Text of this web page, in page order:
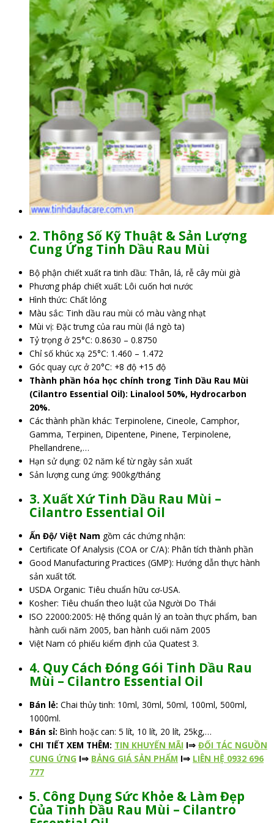
2. Thông Số Kỹ Thuật & Sản Lượng
Cung Ứng Tinh Dầu Rau Mùi
Bộ phận chiết xuất ra tinh dầu: Thân, lá, rễ cây mùi già
Phương pháp chiết xuất: Lôi cuốn hơi nước
Hình thức: Chất lỏng
Màu sắc: Tinh dầu rau mùi có màu vàng nhạt
Mùi vị: Đặc trưng của rau mùi (lá ngò ta)
Tỷ trọng ở 25°C: 0.8630 – 0.8750
Chỉ số khúc xạ 25°C: 1.460 – 1.472
Góc quay cực ở 20°C: +8 độ +15 độ
Thành phần hóa học chính trong Tinh Dầu Rau Mùi
(Cilantro Essential Oil): Linalool 50%, Hydrocarbon
20%.
Các thành phần khác: Terpinolene, Cineole, Camphor,
Gamma, Terpinen, Dipentene, Pinene, Terpinolene,
Phellandrene,…
Hạn sử dụng: 02 năm kể từ ngày sản xuất
Sản lượng cung ứng: 900kg/tháng
3. Xuất Xứ Tinh Dầu Rau Mùi –
Cilantro Essential Oil
Ấn Độ/ Việt Nam gồm các chứng nhận:
Certificate Of Analysis (COA or C/A): Phân tích thành phần
Good Manufacturing Practices (GMP): Hướng dẫn thực hành
sản xuất tốt.
USDA Organic: Tiêu chuẩn hữu cơ-USA.
Kosher: Tiêu chuẩn theo luật của Người Do Thái
ISO 22000:2005: Hệ thống quản lý an toàn thực phẩm, ban
hành cuối năm 2005, ban hành cuối năm 2005
Việt Nam có phiếu kiểm định của Quatest 3.
4. Quy Cách Đóng Gói Tinh Dầu Rau
Mùi –Cilantro Essential Oil
Bán lẻ: Chai thủy tinh: 10ml, 30ml, 50ml, 100ml, 500ml,
1000ml.
Bán sỉ: Bình hoặc can: 5 lít, 10 lít, 20 lít, 25kg,…
CHI TIẾT XEM THÊM: TIN KHUYẾN MÃI I⇒ ĐỐI TÁC NGUỒN
CUNG ỨNG I⇒ BẢNG GIÁ SẢN PHẨM I⇒ LIÊN HỆ 0932 696
777
5. Công Dụng Sức Khỏe & Làm Đẹp
Của Tinh Dầu Rau Mùi – Cilantro